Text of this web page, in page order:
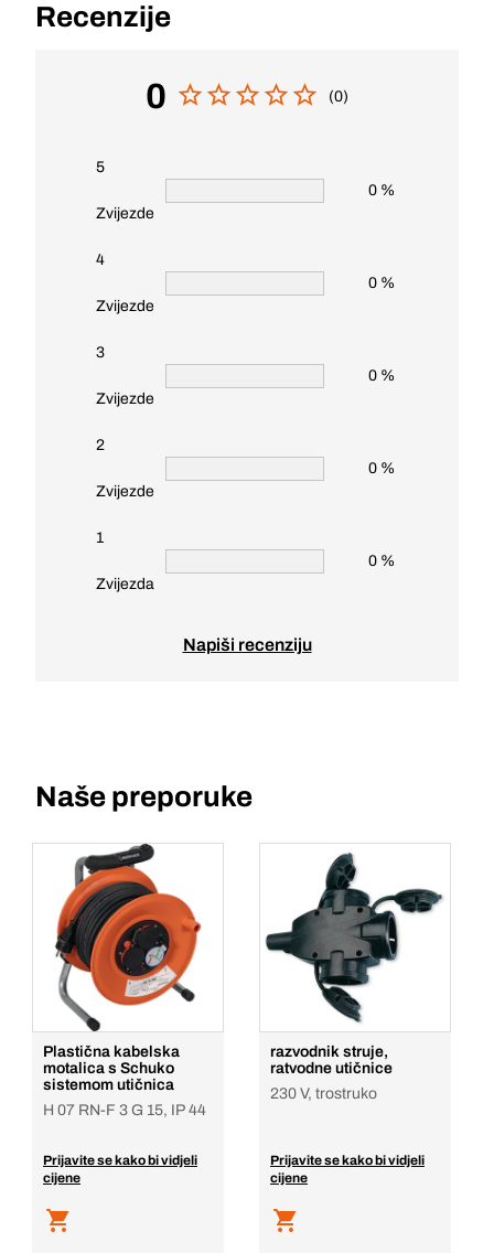
Recenzije
0 (0)
5
Zvijezde
0 %
4
Zvijezde
0 %
3
Zvijezde
0 %
2
Zvijezde
0 %
1
Zvijezda
0 %
Napiši recenziju
Naše preporuke
Plastična kabelska
motalica s Schuko
sistemom utičnica
H 07 RN-F 3 G 15, IP 44
Prijavite se kako bi vidjeli
cijene
razvodnik struje,
ratvodne utičnice
230 V, trostruko
Prijavite se kako bi vidjeli
cijene